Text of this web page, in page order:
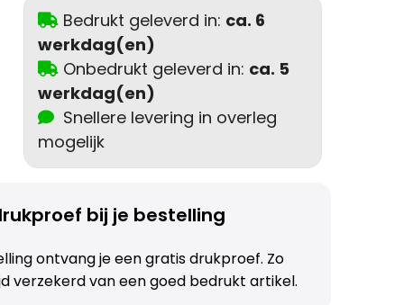
Bedrukt geleverd in: ca. 6
werkdag(en)
Onbedrukt geleverd in: ca. 5
werkdag(en)
Snellere levering in overleg
mogelijk
bij je bestelling
ontvang je een gratis drukproef. Zo
verzekerd van een goed bedrukt artikel.